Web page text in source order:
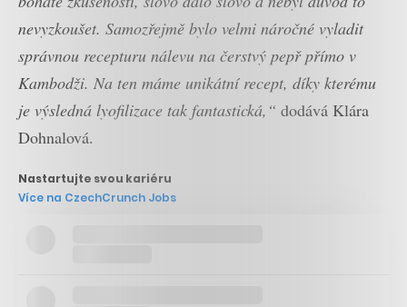
nevyzkoušet. Samozřejmě bylo velmi náročné vyladit
správnou recepturu nálevu na čerstvý pepř přímo v
Kambodži. Na ten máme unikátní recept, díky kterému
je výsledná lyofilizace tak fantastická,“ dodává Klára
Dohnalová.
Nastartujte svou kariéru
Více na CzechCrunch Jobs